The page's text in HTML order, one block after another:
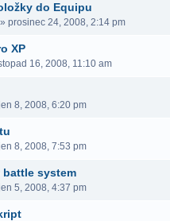
do Equipu
» prosinec 24, 2008, 2:14 pm
XP
16, 2008, 11:10 am
8, 2008, 6:20 pm
8, 2008, 7:53 pm
battle system
5, 2008, 4:37 pm